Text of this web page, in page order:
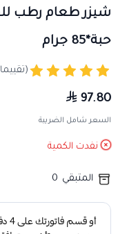
حبة*85 جرام
97.80
السعر شامل الضريبة
نفدت الكمية
المتبقي 0